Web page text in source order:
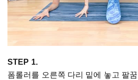
STEP 1.
폼롤러를 오른쪽 다리 밑에 놓고 팔